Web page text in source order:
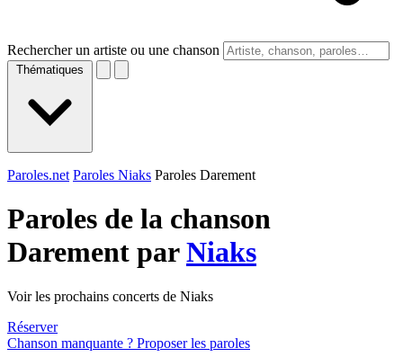
Rechercher un artiste ou une chanson
Thématiques
Paroles.net Paroles Niaks Paroles Darement
Paroles de la chanson
Darement parNiaks
Voir les prochains concerts de Niaks
Réserver
Chanson manquante ? Proposer les paroles